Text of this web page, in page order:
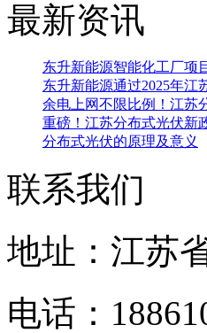
最新资讯
东升新能源智能化工厂项
东升新能源通过2025年江
余电上网不限比例！江苏
重磅！江苏分布式光伏新
分布式光伏的原理及意义
联系我们
地址：江苏
电话：